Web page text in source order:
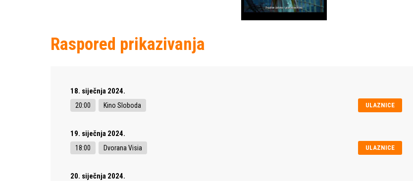
Raspored prikazivanja
18. siječnja 2024.
ULAZNICE
20:00 Kino Sloboda
19. siječnja 2024.
ULAZNICE
18:00 Dvorana Visia
20. siječnja 2024.